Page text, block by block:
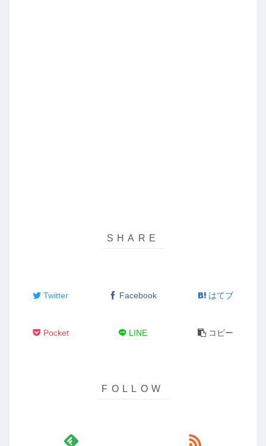
Twitter Facebook はてブ
Pocket LINE コピー